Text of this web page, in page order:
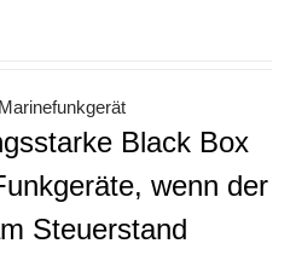
Marinefunkgerät
Black Box
wenn der
Steuerstand